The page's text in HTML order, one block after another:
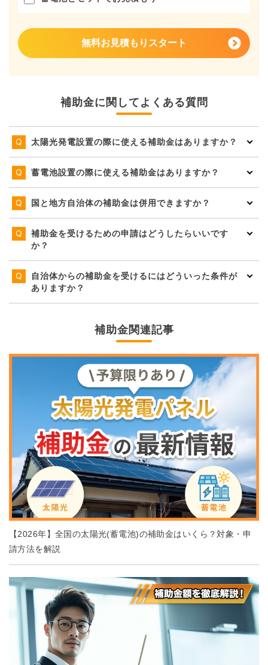
無料お見積もりスタート
補助金に関してよくある質問
太陽光発電設置の際に使える補助金はありますか？
蓄電池設置の際に使える補助金はありますか？
国と地方自治体の補助金は併用できますか？
補助金を受けるための申請はどうしたらいいです
か？
自治体からの補助金を受けるにはどういった条件が
ありますか？
補助金関連記事
【2026年】全国の太陽光(蓄電池)の補助金はいくら？対象・申
請方法を解説